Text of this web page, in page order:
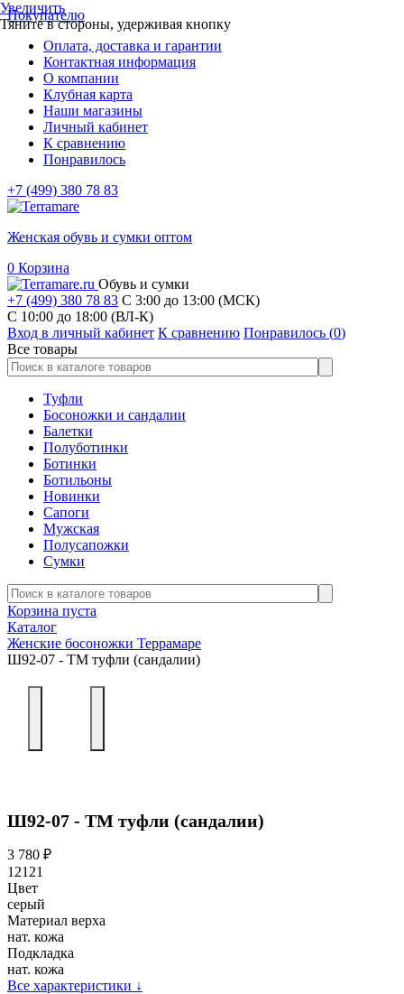
Покупателю
Оплата, доставка и гарантии
Контактная информация
О компании
Клубная карта
Наши магазины
Личный кабинет
К сравнению
Понравилось
+7 (499) 380 78 83
Женская обувь и сумки оптом
0 Корзина
Обувь и сумки
+7 (499) 380 78 83 С 3:00 до 13:00 (МСК)
C 10:00 до 18:00 (ВЛ-К)
Вход в личный кабинет К сравнению Понравилось (0)
Все товары
Туфли
Босоножки и сандалии
Балетки
Полуботинки
Ботинки
Ботильоны
Новинки
Сапоги
Мужская
Полусапожки
Сумки
Корзина пуста
Каталог
Женские босоножки Террамаре
Ш92-07 - ТМ туфли (сандалии)
Увеличить
Тяните в стороны, удерживая кнопку
Ш92-07 - ТМ туфли (сандалии)
3 780 ₽
12121
Цвет
серый
Материал верха
нат. кожа
Подкладка
нат. кожа
Все характеристики ↓